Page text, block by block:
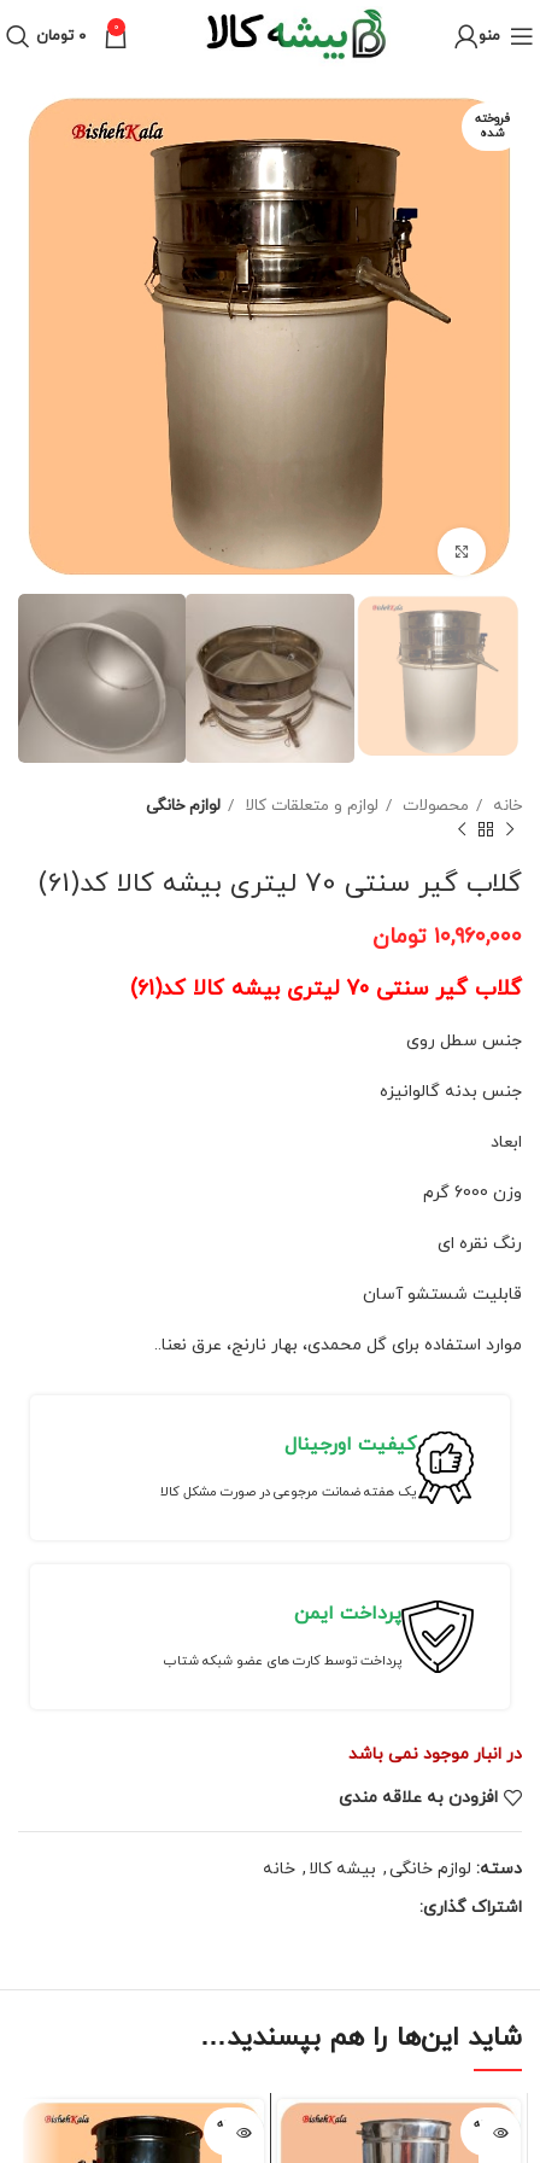
منو 0 ۰ تومان
فروخته
شده
برای بزرگنمایی کلیک کنید
خانه محصولات لوازم و متعلقات کالا لوازم خانگی
گلاب گیر سنتی 70 لیتری بیشه کالا کد(61)
۱۰,۹۶۰,۰۰۰ تومان
گلاب گیر سنتی 70 لیتری بیشه کالا کد(61)
جنس سطل روی
جنس بدنه گالوانیزه
ابعاد
وزن 6000 گرم
رنگ نقره ای
قابلیت شستشو آسان
موارد استفاده برای گل محمدی، بهار نارنج، عرق نعنا..
کیفیت اورجینال
یک هفته ضمانت مرجوعی در صورت مشکل کالا
پرداخت ایمن
پرداخت توسط کارت های عضو شبکه شتاب
در انبار موجود نمی باشد
افزودن به علاقه مندی
دسته: لوازم خانگی, بیشه کالا , خانه
اشتراک گذاری:
شاید این‌ها را هم بپسندید…
فروخته
شده
فروخته
شده